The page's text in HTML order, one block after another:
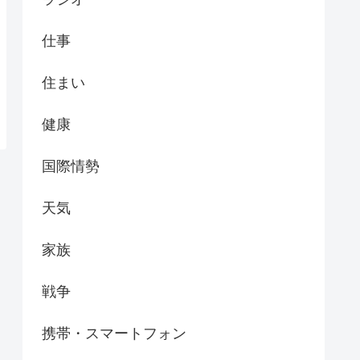
仕事
住まい
健康
国際情勢
天気
家族
戦争
携帯・スマートフォン